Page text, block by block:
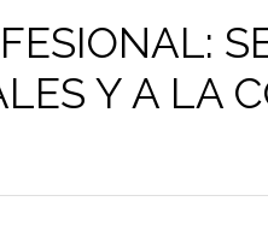
Y A LA